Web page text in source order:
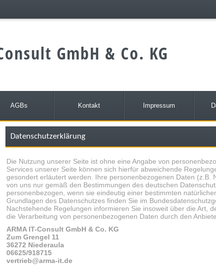
GmbH & Co. KG
AGBs Kontakt Impressum
Datenschutzerklärung
Die Nutzung unserer Seite ist ohne eine Angabe von
Services unserer Seite können sich hierfür abweichende
gesondert erläutert werden. Ihre personenbezogenen Daten (z.B.
von uns nur gemäß den Bestimmungen des deutschen
personenbezogen, wenn sie eindeutig einer bestimmten
Grundlagen des Datenschutzes finden Sie im
Nachstehende Regelungen informieren Sie insoweit über die Art,
die Verarbeitung von personenbezogenen Daten durch den
ARMA IT-Consult GmbH & Co. KG
Zum Grengel 11
36272 Niederaula
06625/918715
vertrieb@arma-it.de